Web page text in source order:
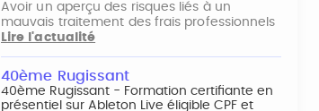
Avoir un aperçu des risques liés à un
mauvais traitement des frais professionnels
Lire l'actualité
40ème Rugissant
40ème Rugissant - Formation certifiante en
présentiel sur Ableton Live éligible CPF et